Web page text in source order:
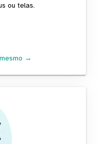
ou telas.
→